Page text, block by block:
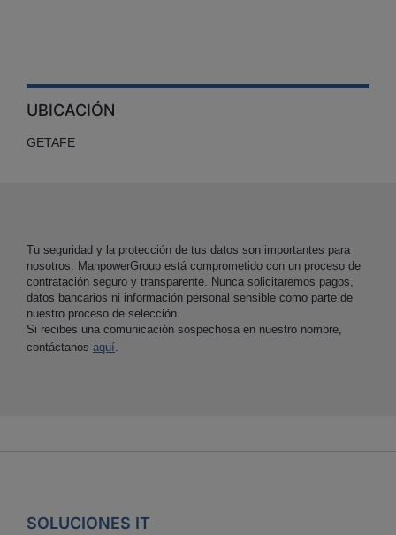
UBICACIÓN
GETAFE
Tu seguridad y la protección de tus datos son importantes para
nosotros. ManpowerGroup está comprometido con un proceso de
contratación seguro y transparente. Nunca solicitaremos pagos,
datos bancarios ni información personal sensible como parte de
nuestro proceso de selección.
Si recibes una comunicación sospechosa en nuestro nombre,
contáctanos aquí
SOLUCIONES IT